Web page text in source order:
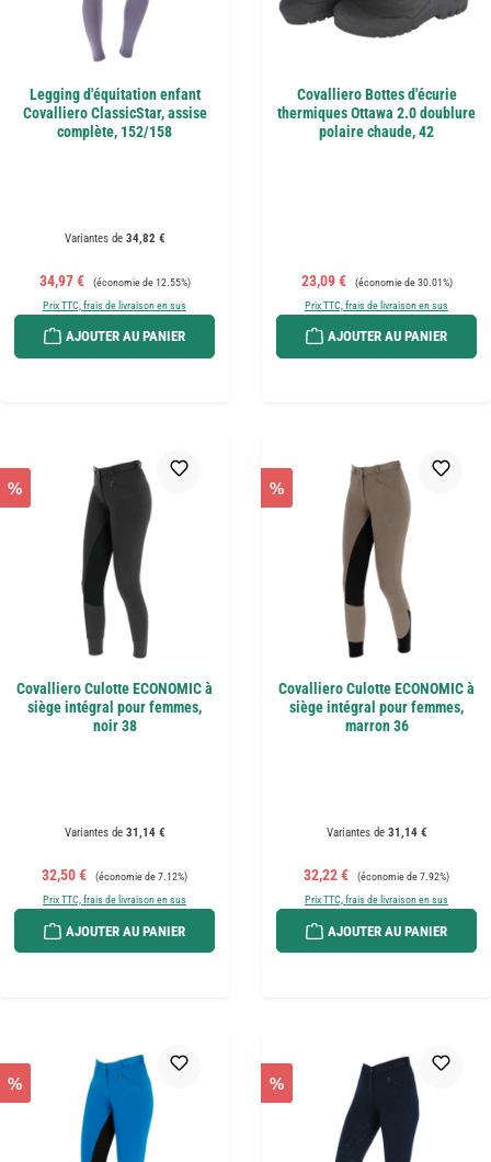
Legging d'équitation enfant
Covalliero ClassicStar, assise
complète, 152/158
Variantes de34,82 €
Prix de vente :
34,97 € Prix régulier :
(économie de 12.55%)
Prix TTC, frais de livraison en sus
AJOUTER AU PANIER
Covalliero Bottes d'écurie
thermiques Ottawa 2.0 doublure
polaire chaude, 42
Prix de vente :
23,09 € Prix régulier :
(économie de 30.01%)
Prix TTC, frais de livraison en sus
AJOUTER AU PANIER
%
Covalliero Culotte ECONOMIC à
siège intégral pour femmes,
noir 38
Variantes de31,14 €
Prix de vente :
32,50 € Prix régulier :
(économie de 7.12%)
Prix TTC, frais de livraison en sus
AJOUTER AU PANIER
%
Covalliero Culotte ECONOMIC à
siège intégral pour femmes,
marron 36
Variantes de31,14 €
Prix de vente :
32,22 € Prix régulier :
(économie de 7.92%)
Prix TTC, frais de livraison en sus
AJOUTER AU PANIER
% %